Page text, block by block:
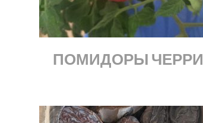
ПОМИДОРЫ ЧЕРРИ